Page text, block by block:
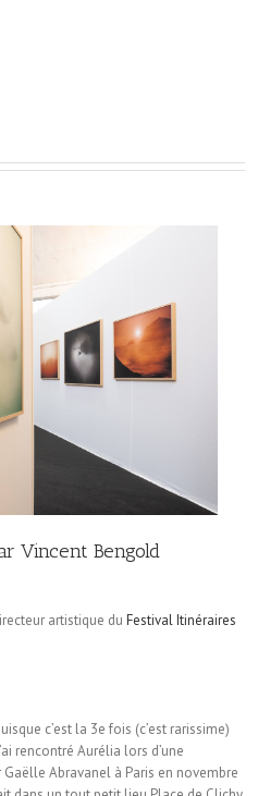
Vincent Bengold
artistique du Festival Itinéraires
c’est la 3e fois (c’est rarissime)
rencontré Aurélia lors d’une
Abravanel à Paris en novembre